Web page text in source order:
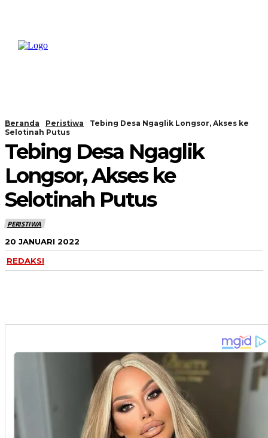
Beranda Peristiwa
Tebing Desa Ngaglik Longsor, Akses ke
Selotinah Putus
Tebing Desa Ngaglik
Longsor, Akses ke
Selotinah Putus
PERISTIWA
20 JANUARI 2022
REDAKSI